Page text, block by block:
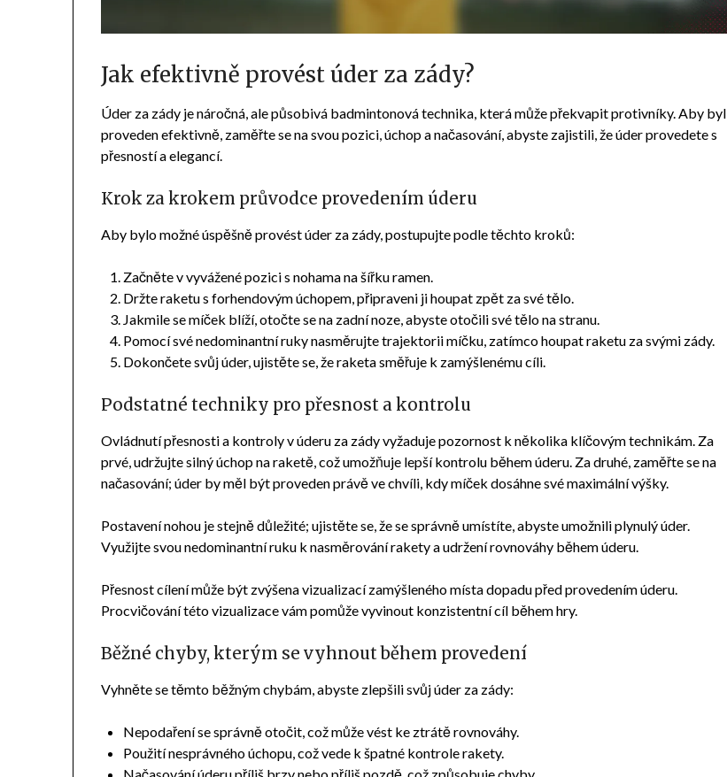
Jak efektivně provést úder za zády?
Úder za zády je náročná, ale působivá badmintonová technika, která může překvapit protivníky. Aby byl
proveden efektivně, zaměřte se na svou pozici, úchop a načasování, abyste zajistili, že úder provedete s
přesností a elegancí.
Krok za krokem průvodce provedením úderu
Aby bylo možné úspěšně provést úder za zády, postupujte podle těchto kroků:
Začněte v vyvážené pozici s nohama na šířku ramen.
Držte raketu s forhendovým úchopem, připraveni ji houpat zpět za své tělo.
Jakmile se míček blíží, otočte se na zadní noze, abyste otočili své tělo na stranu.
Pomocí své nedominantní ruky nasměrujte trajektorii míčku, zatímco houpat raketu za svými zády.
Dokončete svůj úder, ujistěte se, že raketa směřuje k zamýšlenému cíli.
Podstatné techniky pro přesnost a kontrolu
Ovládnutí přesnosti a kontroly v úderu za zády vyžaduje pozornost k několika klíčovým technikám. Za
prvé, udržujte silný úchop na raketě, což umožňuje lepší kontrolu během úderu. Za druhé, zaměřte se na
načasování; úder by měl být proveden právě ve chvíli, kdy míček dosáhne své maximální výšky.
Postavení nohou je stejně důležité; ujistěte se, že se správně umístíte, abyste umožnili plynulý úder.
Využijte svou nedominantní ruku k nasměrování rakety a udržení rovnováhy během úderu.
Přesnost cílení může být zvýšena vizualizací zamýšleného místa dopadu před provedením úderu.
Procvičování této vizualizace vám pomůže vyvinout konzistentní cíl během hry.
Běžné chyby, kterým se vyhnout během provedení
Vyhněte se těmto běžným chybám, abyste zlepšili svůj úder za zády:
Nepodaření se správně otočit, což může vést ke ztrátě rovnováhy.
Použití nesprávného úchopu, což vede k špatné kontrole rakety.
Načasování úderu příliš brzy nebo příliš pozdě, což způsobuje chyby.